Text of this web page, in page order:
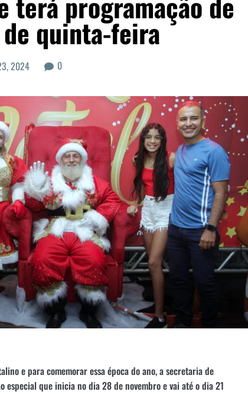
quinta-feira
2024 0
e para comemorar essa época do ano, a secretaria de
especial que inicia no dia 28 de novembro e vai até o dia 21